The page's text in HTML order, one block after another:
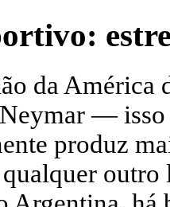
da América
— isso
produz